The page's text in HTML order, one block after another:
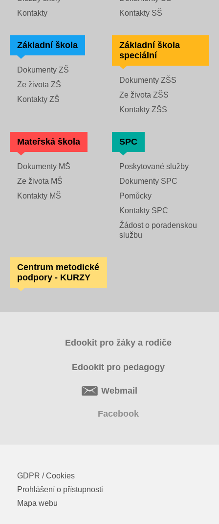
Kontakty
Kontakty SŠ
Základní škola
Dokumenty ZŠ
Ze života ZŠ
Kontakty ZŠ
Základní škola
speciální
Dokumenty ZŠS
Ze života ZŠS
Kontakty ZŠS
Mateřská škola
Dokumenty MŠ
Ze života MŠ
Kontakty MŠ
SPC
Poskytované služby
Dokumenty SPC
Pomůcky
Kontakty SPC
Žádost o poradenskou
službu
Centrum metodické
podpory - KURZY
Edookit pro žáky a rodiče
Edookit pro pedagogy
Webmail
Facebook
GDPR / Cookies
Prohlášení o přístupnosti
Mapa webu